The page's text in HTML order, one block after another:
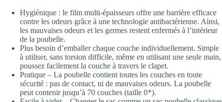
Hygiénique : le film multi-épaisseurs offre une barrière efficace
contre les odeurs grâce à une technologie antibactérienne. Ainsi,
les mauvaises odeurs et les germes restent enfermés à l’intérieur
de la poubelle.
Plus besoin d’emballer chaque couche individuellement. Simple
à utiliser, sans torsion difficile, même en utilisant une seule main,
poussez facilement la couche à travers le clapet.
Pratique – La poubelle contient toutes les couches en toute
sécurité : pas de contact, ni de mauvaises odeurs. La poubelle
peut contenir jusqu’à 70 couches (taille 0*).